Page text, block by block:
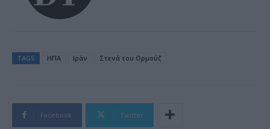
TAGS ΗΠΑ Ιράν Στενά του Ορμούζ
Facebook Twitter